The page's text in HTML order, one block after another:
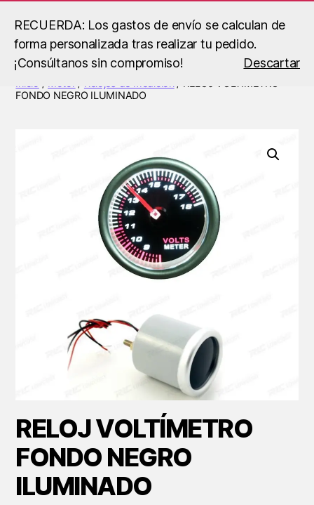
RECUERDA: Los gastos de envío se calculan de
forma personalizada tras realizar tu pedido.
¡Consúltanos sin compromiso!
Descartar
Buscar
B.S
FONDO NEGRO ILUMINADO
RELOJ VOLTÍMETRO
FONDO NEGRO
ILUMINADO